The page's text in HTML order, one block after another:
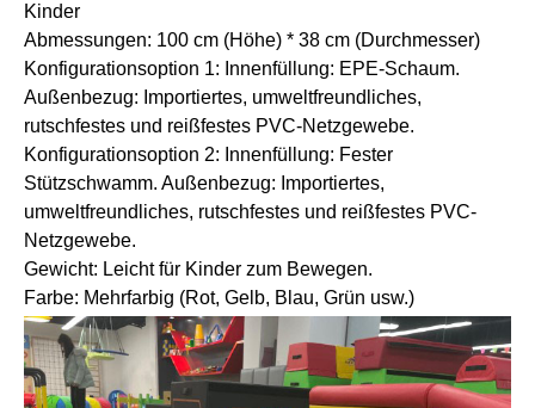
Kinder
Abmessungen: 100 cm (Höhe) * 38 cm (Durchmesser)
Konfigurationsoption 1: Innenfüllung: EPE-Schaum.
Außenbezug: Importiertes, umweltfreundliches,
rutschfestes und reißfestes PVC-Netzgewebe.
Konfigurationsoption 2: Innenfüllung: Fester
Stützschwamm. Außenbezug: Importiertes,
umweltfreundliches, rutschfestes und reißfestes PVC-
Netzgewebe.
Gewicht: Leicht für Kinder zum Bewegen.
Farbe: Mehrfarbig (Rot, Gelb, Blau, Grün usw.)